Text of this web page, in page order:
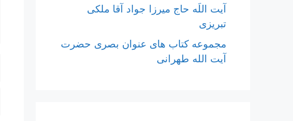
آیت اللَه حاج میرزا جواد آقا ملکی
تبریزی
مجموعه کتاب های عنوان بصری حضرت
آیت الله طهرانی